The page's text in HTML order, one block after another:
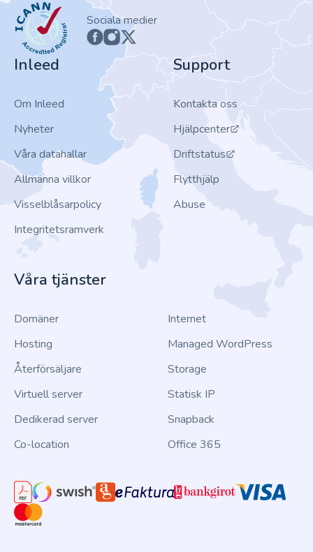
ICANN
Sociala medier
Inleed
Om Inleed
Nyheter
Våra datahallar
Allmänna villkor
Visselblåsarpolicy
Integritetsramverk
Support
Kontakta oss
Hjälpcenter
Driftstatus
Flytthjälp
Abuse
Våra tjänster
Domäner
Hosting
Återförsäljare
Virtuell server
Dedikerad server
Co-location
Internet
Managed WordPress
Storage
Statisk IP
Snapback
Office 365